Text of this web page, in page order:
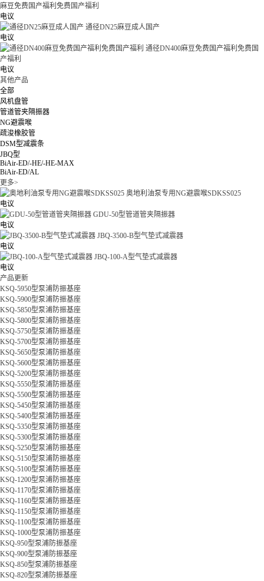
麻豆免费国产福利免费国产福利
电议
通径DN25麻豆成人国产
电议
通径DN400麻豆免费国产福利免费国
产福利
电议
其他产品
全部
风机盘管
管道管夹隔振器
NG避震喉
疏浚橡胶管
DSM型减震条
JBQ型
BiAir-ED/-HE/-HE-MAX
BiAir-ED/AL
更多>
奥地利油泵专用NG避震喉SDKSS025
电议
GDU-50型管道管夹隔振器
电议
JBQ-3500-B型气垫式减震器
电议
JBQ-100-A型气垫式减震器
电议
产品更新
KSQ-5950型泵浦防振基座
KSQ-5900型泵浦防振基座
KSQ-5850型泵浦防振基座
KSQ-5800型泵浦防振基座
KSQ-5750型泵浦防振基座
KSQ-5700型泵浦防振基座
KSQ-5650型泵浦防振基座
KSQ-5600型泵浦防振基座
KSQ-5200型泵浦防振基座
KSQ-5550型泵浦防振基座
KSQ-5500型泵浦防振基座
KSQ-5450型泵浦防振基座
KSQ-5400型泵浦防振基座
KSQ-5350型泵浦防振基座
KSQ-5300型泵浦防振基座
KSQ-5250型泵浦防振基座
KSQ-5150型泵浦防振基座
KSQ-5100型泵浦防振基座
KSQ-1200型泵浦防振基座
KSQ-1170型泵浦防振基座
KSQ-1160型泵浦防振基座
KSQ-1150型泵浦防振基座
KSQ-1100型泵浦防振基座
KSQ-1000型泵浦防振基座
KSQ-950型泵浦防振基座
KSQ-900型泵浦防振基座
KSQ-850型泵浦防振基座
KSQ-820型泵浦防振基座